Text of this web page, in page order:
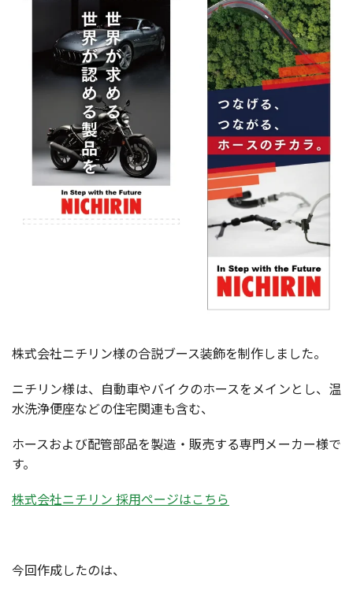
株式会社ニチリン様の合説ブース装飾を制作しました。
ニチリン様は、自動車やバイクのホースをメインとし、温
水洗浄便座などの住宅関連も含む、
ホースおよび配管部品を製造・販売する専門メーカー様で
す。
株式会社ニチリン 採用ページはこちら
今回作成したのは、